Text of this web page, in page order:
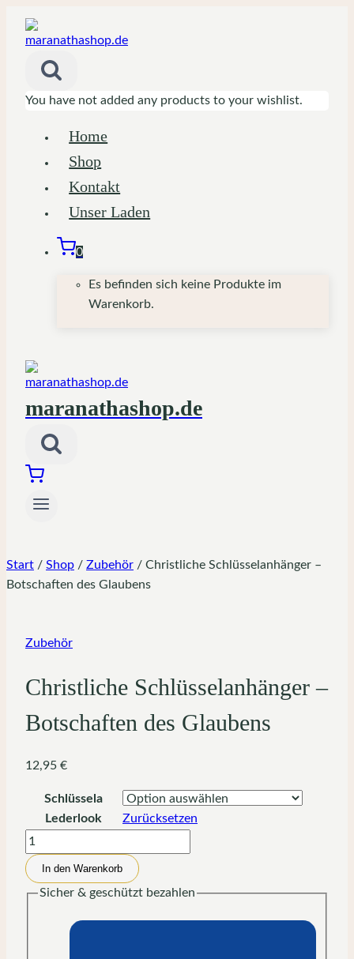
Inhalt
You have not added any products to your wishlist.
Home
Shop
Kontakt
Unser Laden
0
Es befinden sich keine Produkte im
Warenkorb.
maranathashop.de
Start / Shop / Zubehör / Christliche Schlüsselanhänger –
Botschaften des Glaubens
Zubehör
Christliche Schlüsselanhänger –
Botschaften des Glaubens
12,95 €
Schlüssela
Lederlook
Zurücksetzen
Christliche
Schlüsselanhänger
–
Botschaften
Glaubens
In den Warenkorb
Sicher & geschützt bezahlen